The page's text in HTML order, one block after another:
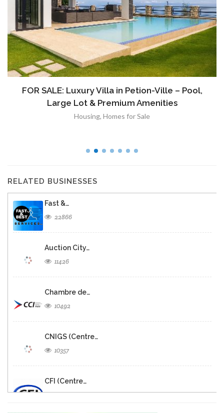
FOR SALE: Luxury Villa in Petion-Ville – Pool,
Large Lot & Premium Amenities
Housing, Homes for Sale
RELATED BUSINESSES
Fast &…
22866
Auction City…
11426
Chambre de…
10492
CNIGS (Centre…
10357
CFI (Centre…
9518